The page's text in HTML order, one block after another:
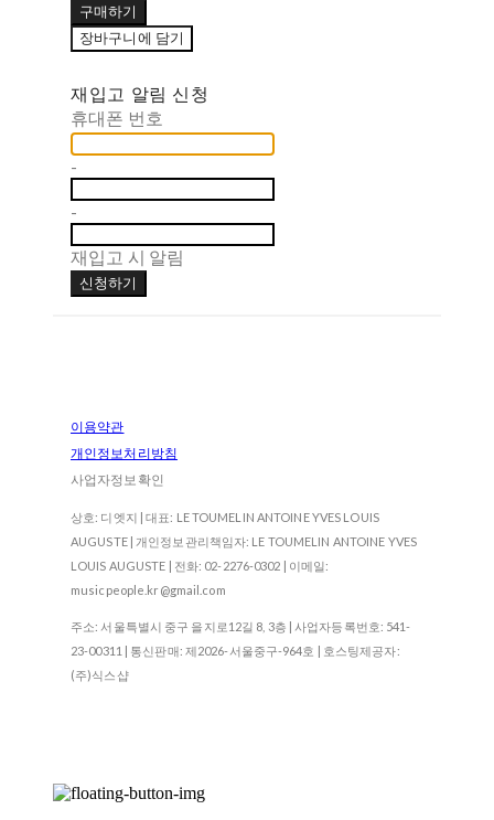
구매하기
장바구니에 담기
재입고 알림 신청
휴대폰 번호
-
-
재입고 시 알림
신청하기
이용약관
개인정보처리방침
사업자정보확인
상호: 디엣지 | 대표: LE TOUMELIN ANTOINE YVES LOUIS
AUGUSTE | 개인정보관리책임자: LE TOUMELIN ANTOINE YVES
LOUIS AUGUSTE | 전화: 02-2276-0302 | 이메일:
musicpeople.kr@gmail.com
주소: 서울특별시 중구 을지로12길 8, 3층 | 사업자등록번호: 541-
23-00311 | 통신판매: 제2026-서울중구-964호 | 호스팅제공자:
(주)식스샵